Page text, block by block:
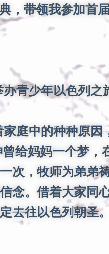
带领我参加首
少年以色列之
中的种种原因
给妈妈一个梦
次，牧师为弟弟
念。借着大家同
去往以色列朝圣